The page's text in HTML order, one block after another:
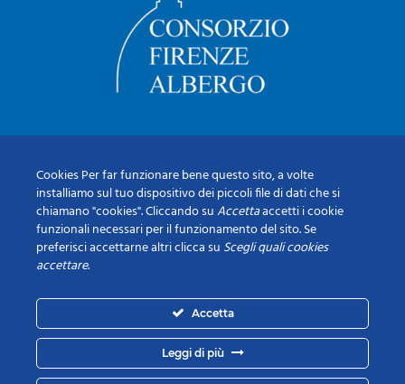
Cookies Per far funzionare bene questo sito, a volte
installiamo sul tuo dispositivo dei piccoli file di dati che si
chiamano "cookies". Cliccando suAccettaaccetti i cookie
funzionali necessari per il funzionamento del sito. Se
preferisci accettarne altri clicca su Scegli quali cookies
accettare.
Accetta
Leggi di più